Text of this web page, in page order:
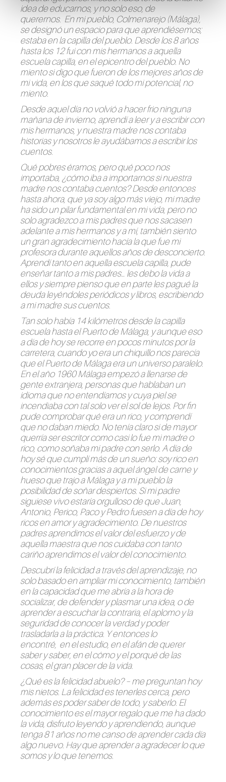
idea de educarnos, y no solo eso, de
querernos. En mi pueblo, Colmenarejo (Málaga),
se designó un espacio para que aprendiésemos;
estaba en la capilla del pueblo. Desde los 8 años
hasta los 12 fui con mis hermanos a aquella
escuela capilla, en el epicentro del pueblo. No
miento si digo que fueron de los mejores años de
mi vida, en los que saqué todo mi potencial, no
miento.
Desde aquel día no volvió a hacer frio ninguna
mañana de invierno, aprendí a leer y a escribir con
mis hermanos, y nuestra madre nos contaba
historias y nosotros le ayudábamos a escribir los
cuentos.
Qué pobres éramos, pero qué poco nos
importaba, ¿cómo iba a importarnos si nuestra
madre nos contaba cuentos? Desde entonces
hasta ahora, que ya soy algo más viejo, mi madre
ha sido un pilar fundamental en mi vida, pero no
solo agradezco a mis padres que nos sacasen
adelante a mis hermanos y a mí, también siento
un gran agradecimiento hacía la que fue mi
profesora durante aquellos años de desconcierto.
Aprendí tanto en aquella escuela capilla, pude
enseñar tanto a mis padres… les debo la vida a
ellos y siempre pienso que en parte les pagué la
deuda leyéndoles periódicos y libros, escribiendo
a mi madre sus cuentos.
Tan solo había 14 kilómetros desde la capilla
escuela hasta el Puerto de Málaga, y aunque eso
a día de hoy se recorre en pocos minutos por la
carretera, cuando yo era un chiquillo nos parecía
que el Puerto de Málaga era un universo paralelo.
En el año 1960 Málaga empezó a llenarse de
gente extranjera, personas que hablaban un
idioma que no entendíamos y cuya piel se
incendiaba con tal solo ver el sol de lejos. Por fin
pude comprobar qué era un rico, y comprendí
que no daban miedo. No tenía claro si de mayor
querría ser escritor como casi lo fue mi madre o
rico, como soñaba mi padre con serlo. A día de
hoy sé que cumplí más de un sueño: soy rico en
conocimientos gracias a aquel ángel de carne y
hueso que trajo a Málaga y a mi pueblo la
posibilidad de soñar despiertos. Si mi padre
siguiese vivo estaría orgulloso de que Juan,
Antonio, Perico, Paco y Pedro fuesen a día de hoy
ricos en amor y agradecimiento. De nuestros
padres aprendimos el valor del esfuerzo y de
aquella maestra que nos cuidaba con tanto
cariño aprendimos el valor del conocimiento.
Descubrí la felicidad a través del aprendizaje, no
solo basado en ampliar mi conocimiento, también
en la capacidad que me abría a la hora de
socializar, de defender y plasmar una idea, o de
aprender a escuchar la contraria, el aplomo y la
seguridad de conocer la verdad y poder
trasladarla a la práctica. Y entonces lo
encontré, en el estudio, en el afán de querer
saber y saber, en el cómo y el porqué de las
cosas, el gran placer de la vida.
¿Qué es la felicidad abuelo? – me preguntan hoy
mis nietos. La felicidad es tenerles cerca, pero
además es poder saber de todo, y saberlo. El
conocimiento es el mayor regalo que me ha dado
la vida, disfruto leyendo y aprendiendo, aunque
tenga 81 años no me canso de aprender cada día
algo nuevo. Hay que aprender a agradecer lo que
somos y lo que tenemos.